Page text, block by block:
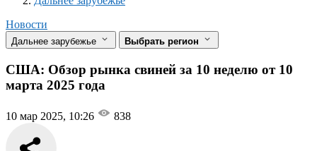
Новости
Дальнее зарубежье Выбрать регион
США: Обзор рынка свиней за 10 неделю от 10
марта 2025 года
10 мар 2025, 10:26 838